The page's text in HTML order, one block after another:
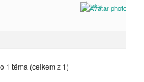
Inka
1 téma (celkem z 1)